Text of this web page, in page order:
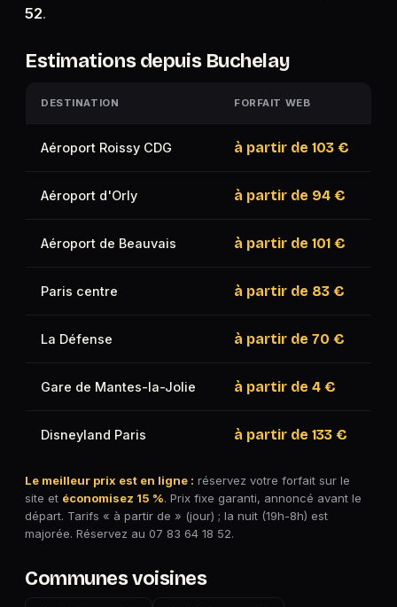
52.
Estimations depuis Buchelay
DESTINATION FORFAIT WEB
Aéroport Roissy CDG à partir de 103 €
Aéroport d'Orly à partir de 94 €
Aéroport de Beauvais à partir de 101 €
Paris centre à partir de 83 €
La Défense à partir de 70 €
Gare de Mantes-la-Jolie à partir de 4 €
Disneyland Paris à partir de 133 €
Le meilleur prix est en ligne : réservez votre forfait sur le
site et économisez 15 %. Prix fixe garanti, annoncé avant le
départ. Tarifs « à partir de » (jour) ; la nuit (19h-8h) est
majorée. Réservez au 07 83 64 18 52.
Communes voisines